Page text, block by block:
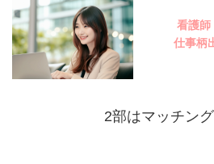
看護師
仕事柄
2部はマッチン